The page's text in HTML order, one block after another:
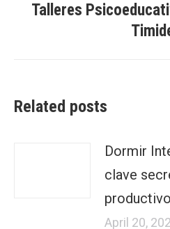
Talleres
Related posts
Dormir
clave
April 20,